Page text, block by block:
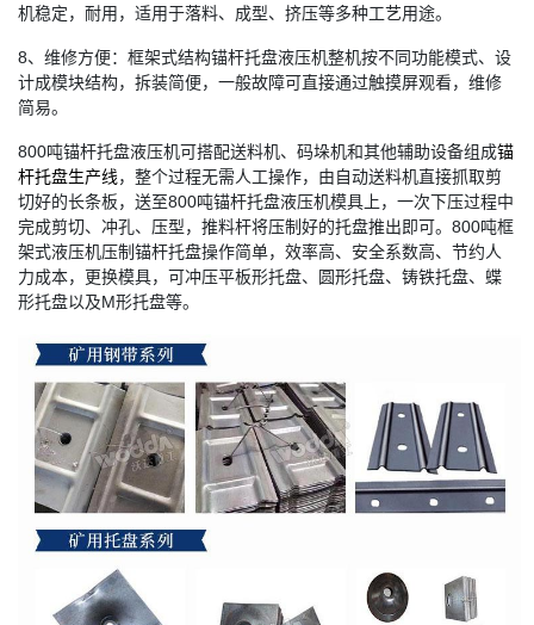
机稳定，耐用，适用于落料、成型、挤压等多种工艺用途。
8、维修方便：框架式结构锚杆托盘液压机整机按不同功能模式、设
计成模块结构，拆装简便，一般故障可直接通过触摸屏观看，维修
简易。
800吨锚杆托盘液压机可搭配送料机、码垛机和其他辅助设备组成锚
杆托盘生产线，整个过程无需人工操作，由自动送料机直接抓取剪
切好的长条板，送至800吨锚杆托盘液压机模具上，一次下压过程中
完成剪切、冲孔、压型，推料杆将压制好的托盘推出即可。800吨框
架式液压机压制锚杆托盘操作简单，效率高、安全系数高、节约人
力成本，更换模具，可冲压平板形托盘、圆形托盘、铸铁托盘、蝶
形托盘以及M形托盘等。